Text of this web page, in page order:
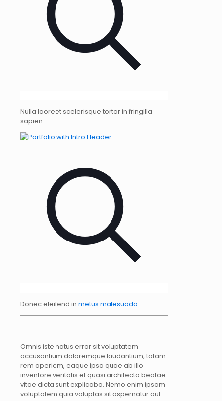
Nulla laoreet scelerisque tortor in fringilla
sapien
Donec eleifend in metus malesuada
Omnis iste natus error sit voluptatem
accusantium doloremque laudantium, totam
rem aperiam, eaque ipsa quae ab illo
inventore veritatis et quasi architecto beatae
vitae dicta sunt explicabo. Nemo enim ipsam
voluptatem quia voluptas sit aspernatur aut